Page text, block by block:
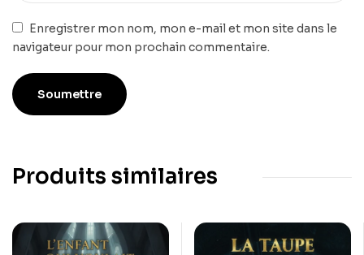
Enregistrer mon nom, mon e-mail et mon site dans le
navigateur pour mon prochain commentaire.
Produits similaires